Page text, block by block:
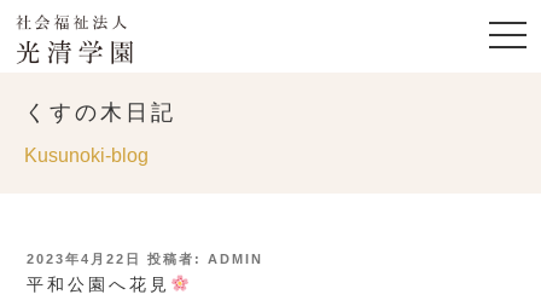
くすの木日記
Kusunoki-blog
投
稿
日:
2023年4月22日 投稿者:ADMIN
平和公園へ花見